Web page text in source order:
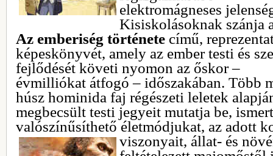
elektromágneses
Kisiskolásoknak szánja
Az emberiség története című,
képeskönyvét, amely az ember testi és
fejlődését követi nyomon az őskor –
évmilliókat átfogó – időszakában. Több
húsz hominida faj régészeti leletek
megbecsült testi jegyeit mutatja be,
valószínűsíthető életmódjukat, az adott
viszonyait, állat- és